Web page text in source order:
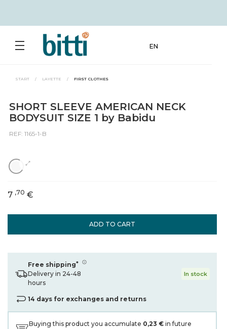
EN
START / LAYETTE / FIRST CLOTHES
SHORT SLEEVE AMERICAN NECK
BODYSUIT SIZE 1 by Babidu
REF: 1165-1-B
ADD TO CART
7 ,70 €
Free shipping*
Delivery in 24-48
hours
In stock
14 days for exchanges and returns
Buying this product you accumulate 0,23 € in future